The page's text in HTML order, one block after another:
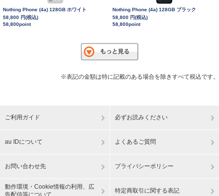
Nothing Phone (4a) 128GB ホワイト
58,800 円(税込)
58,800point
Nothing Phone (4a) 128GB ブラック
58,800 円(税込)
58,800point
※表記の金額は特に記載のある場合を除きすべて税込です。
ご利用ガイド 必ずお読みください
au IDについて よくあるご質問
お問い合わせ先 プライバシーポリシー
動作環境・Cookie情報の利用、広
告配信等について
特定商取引に関する表記